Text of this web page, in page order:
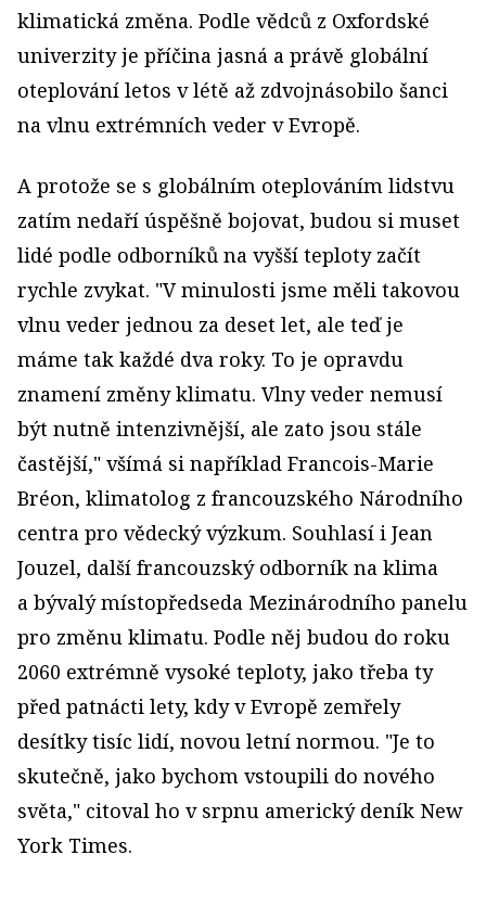
klimatická změna. Podle vědců z Oxfordské
univerzity je příčina jasná a právě globální
oteplování letos v létě až zdvojnásobilo šanci
na vlnu extrémních veder v Evropě.
A protože se s globálním oteplováním lidstvu
zatím nedaří úspěšně bojovat, budou si muset
lidé podle odborníků na vyšší teploty začít
rychle zvykat. "V minulosti jsme měli takovou
vlnu veder jednou za deset let, ale teď je
máme tak každé dva roky. To je opravdu
znamení změny klimatu. Vlny veder nemusí
být nutně intenzivnější, ale zato jsou stále
častější," všímá si například Francois-Marie
Bréon, klimatolog z francouzského Národního
centra pro vědecký výzkum. Souhlasí i Jean
Jouzel, další francouzský odborník na klima
a bývalý místopředseda Mezinárodního panelu
pro změnu klimatu. Podle něj budou do roku
2060 extrémně vysoké teploty, jako třeba ty
před patnácti lety, kdy v Evropě zemřely
desítky tisíc lidí, novou letní normou. "Je to
skutečně, jako bychom vstoupili do nového
světa," citoval ho v srpnu americký deník New
York Times.